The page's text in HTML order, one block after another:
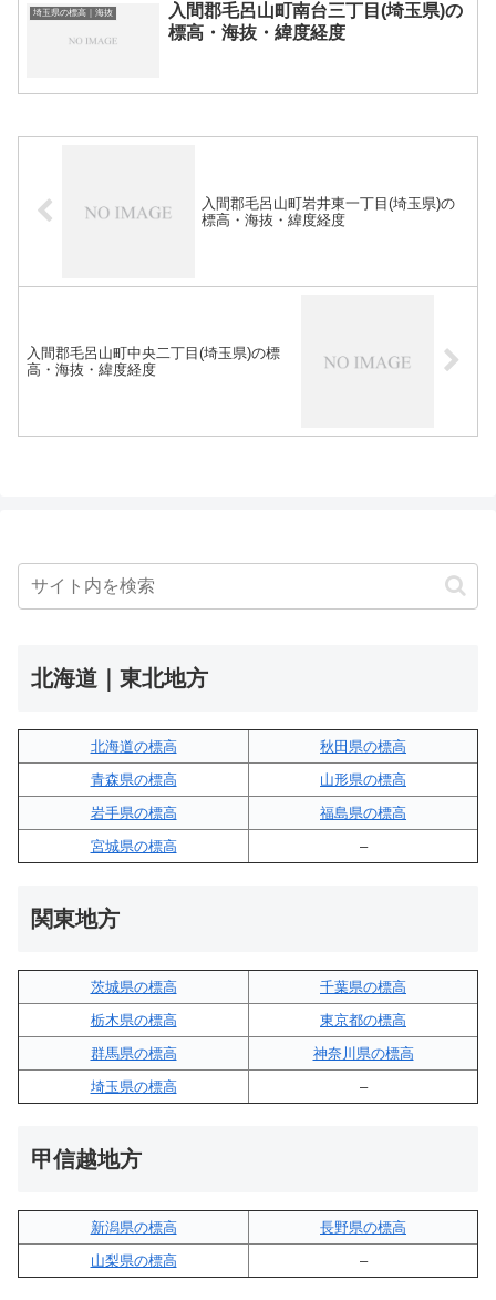
埼玉県の標高｜海抜
入間郡毛呂山町南台三丁目(埼玉県)の
標高・海抜・緯度経度
入間郡毛呂山町岩井東一丁目(埼玉県)の
標高・海抜・緯度経度
入間郡毛呂山町中央二丁目(埼玉県)の標
高・海抜・緯度経度
北海道｜東北地方
北海道の標高
秋田県の標高
青森県の標高
山形県の標高
岩手県の標高
福島県の標高
宮城県の標高
–
関東地方
茨城県の標高
千葉県の標高
栃木県の標高
東京都の標高
群馬県の標高
神奈川県の標高
埼玉県の標高
–
甲信越地方
新潟県の標高
長野県の標高
山梨県の標高
–